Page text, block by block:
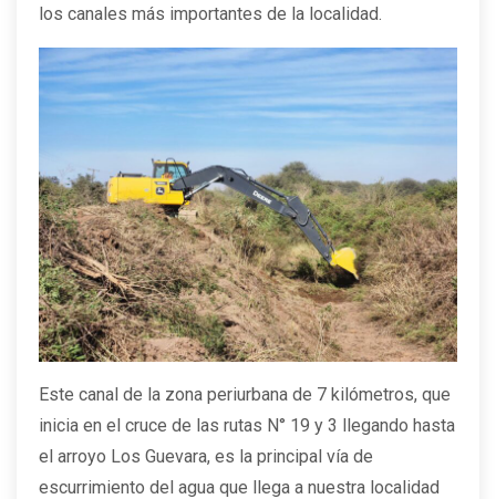
los canales más importantes de la localidad.
Este canal de la zona periurbana de 7 kilómetros, que
inicia en el cruce de las rutas N° 19 y 3 llegando hasta
el arroyo Los Guevara, es la principal vía de
escurrimiento del agua que llega a nuestra localidad